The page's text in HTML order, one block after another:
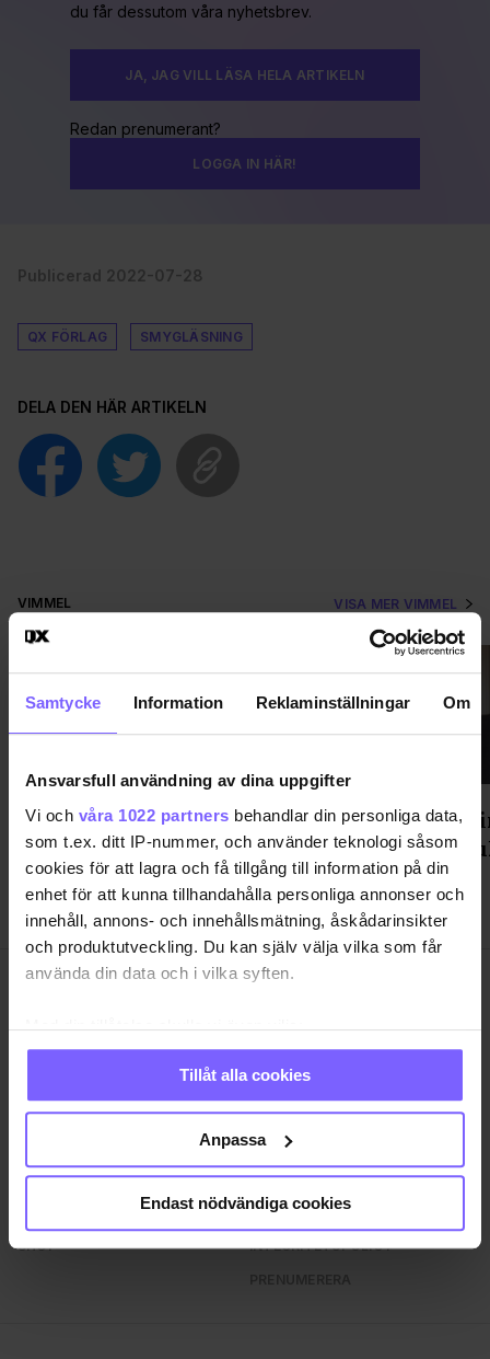
Samtycke Information Reklaminställningar Om
Ansvarsfull användning av dina uppgifter
Vi och våra 1022 partners behandlar din personliga data,
som t.ex. ditt IP-nummer, och använder teknologi såsom
cookies för att lagra och få tillgång till information på din
enhet för att kunna tillhandahålla personliga annonser och
innehåll, annons- och innehållsmätning, åskådarinsikter
och produktutveckling. Du kan själv välja vilka som får
använda din data och i vilka syften.
Med din tillåtelse skulle vi även vilja:
Samla in information om din geografiska plats
som kan ha en noggrannhet på upp till flera meter
Identifiera din enhet genom att aktivt skanna den
för specifika kännetecken (fingeravtryck)
Ta reda på mer om hur dina personliga uppgifter
Du kan ändra eller dra tillbaka ditt samtycke när som
helst från cookie-förklaringen.
Tillåt alla cookies
Anpassa
Endast nödvändiga cookies
du får dessutom våra nyhetsbrev.
JA, JAG VILL LÄSA HELA ARTIKELN
Redan prenumerant?
LOGGA IN HÄR!
Publicerad 2022-07-28
QX FÖRLAG SMYGLÄSNING
DELA DEN HÄR ARTIKELN
VIMMEL VISA MER VIMMEL
Gondolenhuset fixade After
Parade-fest med mingel, mat och
dans
NÖJE
RESA
SHOP
ANNONSERA
OM OSS
VANLIGA FRÅGOR OCH SVAR
TIDNINGSARKIV
HÄR FINNS TIDNINGEN
INTEGRITETSPOLICY